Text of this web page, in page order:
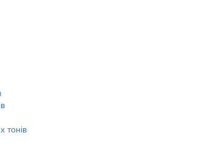
тонів